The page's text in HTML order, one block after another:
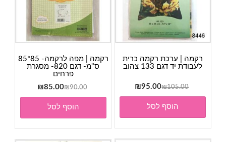
רקמה | ערכת רקמה כרית
לעבודת יד דגם 133 צהוב
₪105.00
המחיר
המקורי
היה:
₪105.00.
₪95.00
המחיר
הנוכחי
₪95.00.
הוסף לסל
רקמה | מפה לרקמה- 85*85
ס"מ- דגם 820- מסגרת
פרחים
₪90.00
המחיר
המקורי
היה:
₪90.00.
₪85.00
הנוכחי
₪85.00.
הוסף לסל